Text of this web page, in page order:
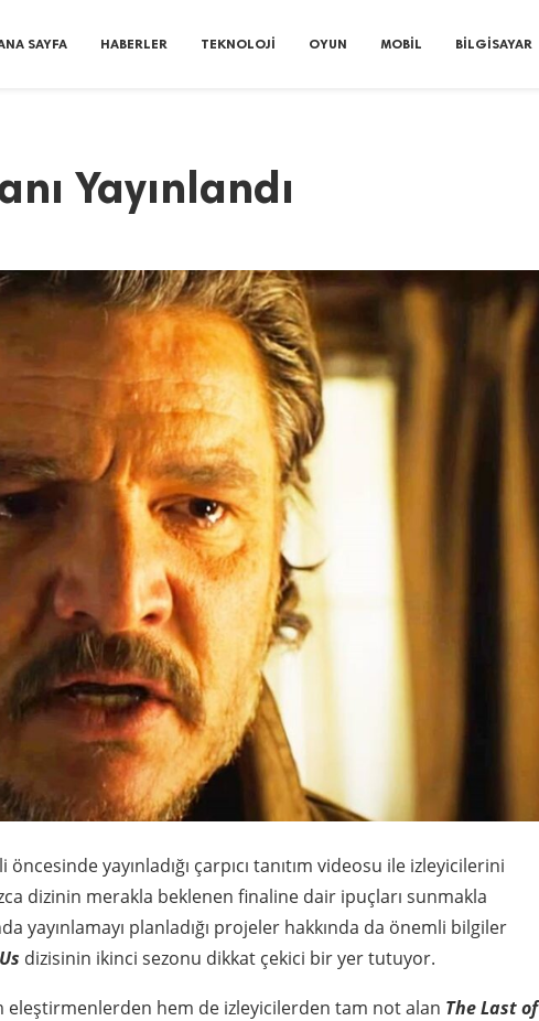
SAYFA HABERLER TEKNOLOJI OYUN MOBIL BILGISAYAR
Yayınlandı
öncesinde yayınladığı çarpıcı tanıtım videosu ile izleyicilerini
dizinin merakla beklenen finaline dair ipuçları sunmakla
yayınlamayı planladığı projeler hakkında da önemli bilgiler
dizisinin ikinci sezonu dikkat çekici bir yer tutuyor.
eleştirmenlerden hem de izleyicilerden tam not alan The Last of